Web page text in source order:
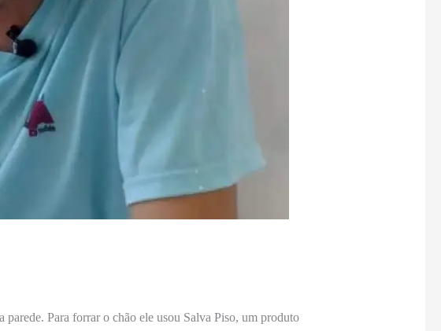
parede. Para forrar o chão ele usou Salva Piso, um produto